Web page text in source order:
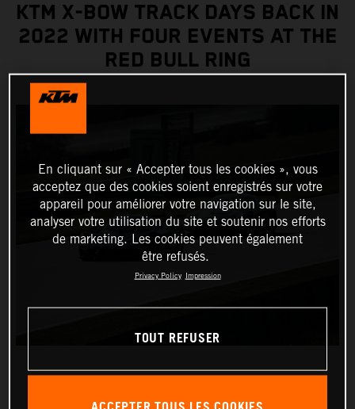
KTM X-BOW TRACK DAYS BACK IN
2022 WITH FOUR EVENTS AT THE
RED BULL RING
En cliquant sur « Accepter tous les cookies », vous
acceptez que des cookies soient enregistrés sur votre
appareil pour améliorer votre navigation sur le site,
analyser votre utilisation du site et soutenir nos efforts
de marketing. Les cookies peuvent également
être refusés.
Privacy Policy Impression
TOUT REFUSER